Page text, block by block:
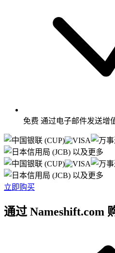
免费 通过电子邮件发送增
以及更多
以及更多
立即购买
通过 Nameshift.com